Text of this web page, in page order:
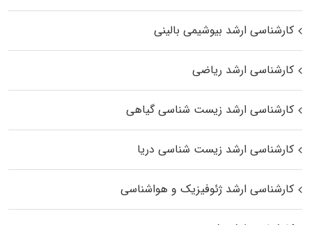
کارشناسی ارشد بیوشیمی بالینی
کارشناسی ارشد ریاضی
کارشناسی ارشد زیست‌ شناسی گیاهی
کارشناسی ارشد زیست‌ شناسی دریا
کارشناسی ارشد ژئوفیزیک و هواشناسی